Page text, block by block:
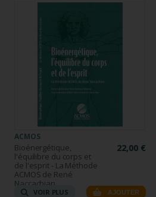
ACMOS
Bioénergétique,
l'équilibre du corps et
de l'esprit - La Méthode
ACMOS de René
Naccachian
22,00 €
VOIR PLUS AJOUTER